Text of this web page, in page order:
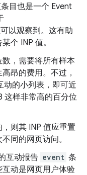
目也是一个 Event
可以观察到。这有助
个 INP 值。
，需要将所有样本
昂的费用。不过，
动的小列表，即可近
这样非常高的百分位
则其 INP 值应重置
同的网页访问。
互动报告 event 条
动是网页用户体验